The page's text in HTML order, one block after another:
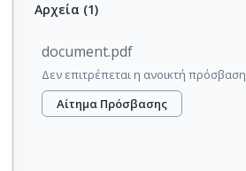
Αρχεία (1)
document.pdf
Δεν επιτρέπεται η ανοικτή πρόσβαση
Αίτημα Πρόσβασης